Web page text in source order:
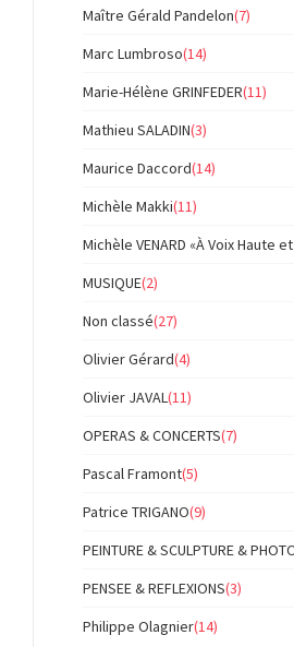
Maître Gérald Pandelon(7)
Marc Lumbroso(14)
Marie-Hélène GRINFEDER(11)
Mathieu SALADIN(3)
Maurice Daccord(14)
Michèle Makki(11)
Michèle VENARD «À Voix Haute
MUSIQUE(2)
Non classé(27)
Olivier Gérard(4)
Olivier JAVAL(11)
OPERAS & CONCERTS(7)
Pascal Framont(5)
Patrice TRIGANO(9)
PEINTURE & SCULPTURE &
PENSEE & REFLEXIONS(3)
Philippe Olagnier(14)